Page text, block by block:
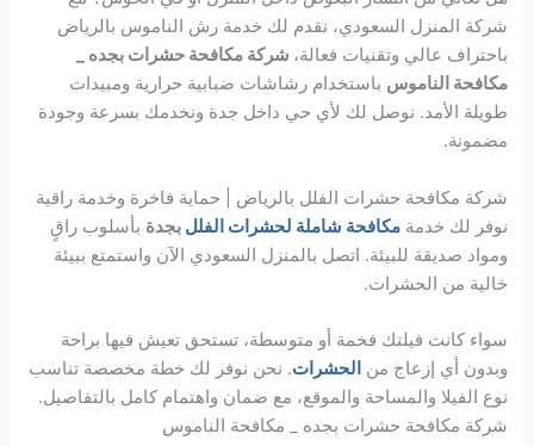
شركة المنزل السعودي، نقدم لك خدمة رش الناموس بالرياض
باحتراف عالي وتقنيات فعالة، شركة مكافحة حشرات بجده _
مكافحة الناموس باستخدام رشاشات ضبابية حرارية ومبيدات
طويلة الأمد. نوصل لك لأي حي داخل جدة ونخدمك بسرعة وجودة
مضمونة.
شركة مكافحة حشرات الفلل بالرياض | حماية فاخرة وخدمة راقية
نوفر لك خدمةمكافحة شاملة لحشرات الفللبجدة بأسلوب راقٍ
ومواد صديقة للبيئة. اتصل بالمنزل السعودي الآن واستمتع ببيئة
خالية من الحشرات.
سواء كانت فيلتك فخمة أو متوسطة، تستحق تعيش فيها براحة
وبدون أي إزعاج من الحشرات. نحن نوفر لك خطة مخصصة تناسب
نوع الفيلا والمساحة والموقع، مع ضمان واهتمام كامل بالتفاصيل.
شركة مكافحة حشرات بجده _ مكافحة الناموس